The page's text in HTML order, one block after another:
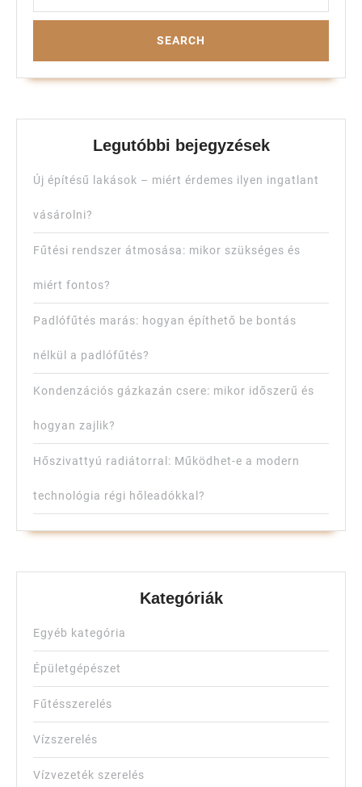
Legutóbbi bejegyzések
Új építésű lakások – miért érdemes ilyen ingatlant
vásárolni?
Fűtési rendszer átmosása: mikor szükséges és
miért fontos?
Padlófűtés marás: hogyan építhető be bontás
nélkül a padlófűtés?
Kondenzációs gázkazán csere: mikor időszerű és
hogyan zajlik?
Hőszivattyú radiátorral: Működhet-e a modern
technológia régi hőleadókkal?
Kategóriák
Egyéb kategória
Épületgépészet
Fűtésszerelés
Vízszerelés
Vízvezeték szerelés